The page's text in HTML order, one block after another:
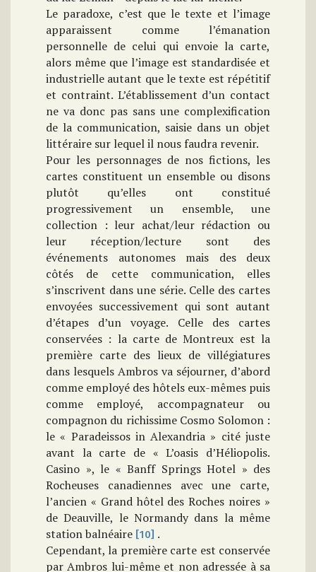
Le paradoxe, c’est que le texte et l’image
apparaissent comme l’émanation
personnelle de celui qui envoie la carte,
alors même que l’image est standardisée et
industrielle autant que le texte est répétitif
et contraint. L’établissement d’un contact
ne va donc pas sans une complexification
de la communication, saisie dans un objet
littéraire sur lequel il nous faudra revenir.
Pour les personnages de nos fictions, les
cartes constituent un ensemble ou disons
plutôt qu’elles ont constitué
progressivement un ensemble, une
collection : leur achat/leur rédaction ou
leur réception/lecture sont des
événements autonomes mais des deux
côtés de cette communication, elles
s’inscrivent dans une série. Celle des cartes
envoyées successivement qui sont autant
d’étapes d’un voyage. Celle des cartes
conservées : la carte de Montreux est la
première carte des lieux de villégiatures
dans lesquels Ambros va séjourner, d’abord
comme employé des hôtels eux-mêmes puis
comme employé, accompagnateur ou
compagnon du richissime Cosmo Solomon :
le « Paradeissos in Alexandria » cité juste
avant la carte de « L’oasis d’Héliopolis.
Casino », le « Banff Springs Hotel » des
Rocheuses canadiennes avec une carte,
l’ancien « Grand hôtel des Roches noires »
de Deauville, le Normandy dans la même
station balnéaire [10] .
Cependant, la première carte est conservée
par Ambros lui-même et non adressée à sa